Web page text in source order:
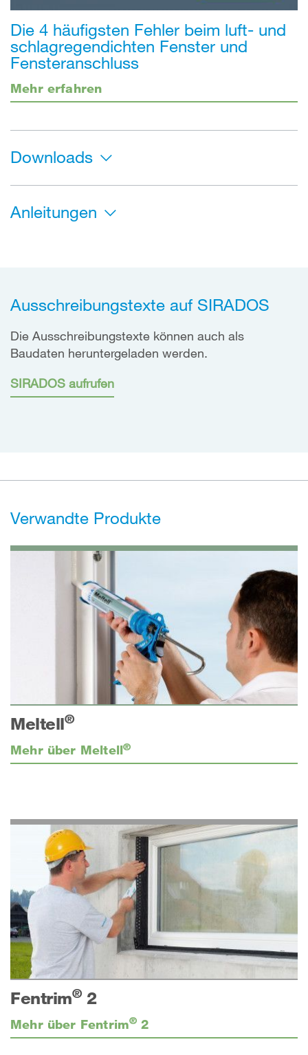
Die 4 häufigsten Fehler beim luft- und
schlagregendichten Fenster und
Fensteranschluss
Mehr erfahren
Downloads
Anleitungen
Ausschreibungstexte auf SIRADOS
Die Ausschreibungstexte können auch als
Baudaten heruntergeladen werden.
SIRADOS aufrufen
Verwandte Produkte
Meltell®
Mehr über Meltell®
Fentrim®2
Mehr über Fentrim® 2